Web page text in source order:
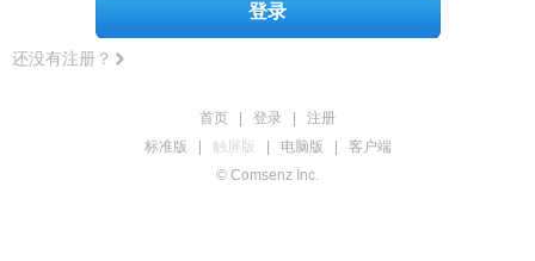
登录
还没有注册？
首页 登录
注册
标准版
触屏版 电脑版
客户端
© Comsenz Inc.